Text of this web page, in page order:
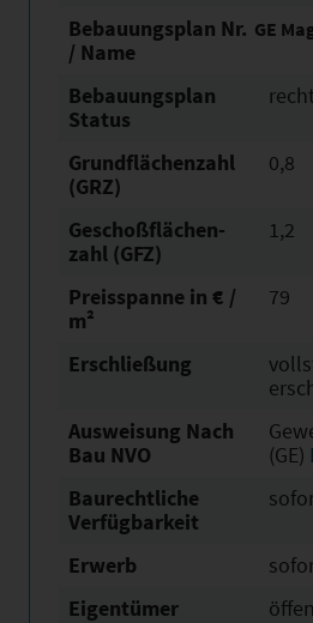
Bebauungsplan Nr.
/ Name
GE
Bebauungsplan
Status
Grundflächen­zahl
(GRZ)
0,8
Geschoßflächen­
zahl (GFZ)
1,2
Preisspanne in € /
m²
79
Erschließung
Ausweisung Nach
Bau NVO
(GE)
Baurechtliche
Verfügbarkeit
Erwerb
Eigentümer